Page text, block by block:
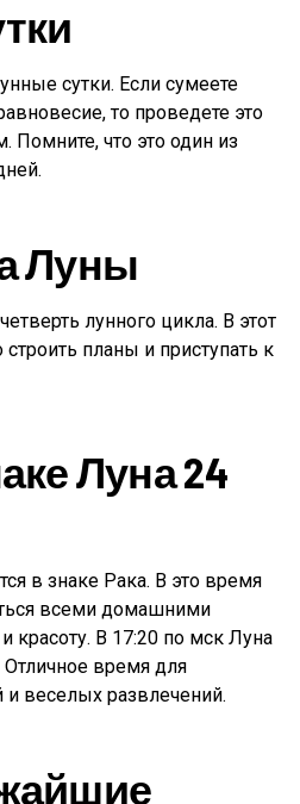
сутки. Если сумеете
то проведете это
Помните, что это один из
Луны
лунного цикла. В этот
планы и приступать к
Луна 24
в знаке Рака. В это время
всеми домашними
красоту. В 17:20 по мск Луна
время для
веселых развлечений.